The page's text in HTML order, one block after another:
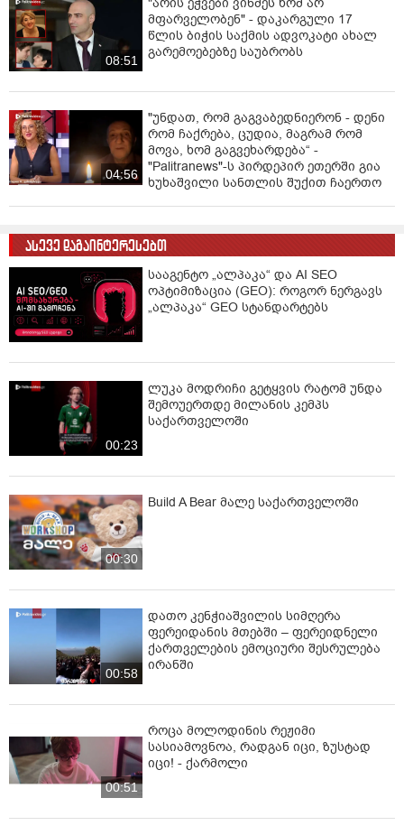
08:51
მფარველობენ" - დაკარგული 17
წლის ბიჭის საქმის ადვოკატი ახალ
გარემოებებზე საუბრობს
04:56
"უნდათ, რომ გაგვაბედნიერონ - დენი
რომ ჩაქრება, ცუდია, მაგრამ რომ
მოვა, ხომ გაგვეხარდება“ -
"Palitranews"-ს პირდეპირ ეთერში გია
ხუხაშვილი სანთლის შუქით ჩაერთო
ასევე დაგაინტერესებთ
სააგენტო „ალპაკა“ და AI SEO
ოპტიმიზაცია (GEO): როგორ ნერგავს
„ალპაკა“ GEO სტანდარტებს
00:23
ლუკა მოდრიჩი გეტყვის რატომ უნდა
შემოუერთდე მილანის კემპს
საქართველოში
00:30
Build A Bear მალე საქართველოში
00:58
დათო კენჭიაშვილის სიმღერა
ფერეიდანის მთებში – ფერეიდნელი
ქართველების ემოციური შესრულება
ირანში
00:51
როცა მოლოდინის რეჟიმი
სასიამოვნოა, რადგან იცი, ზუსტად
იცი! - ქარმოლი